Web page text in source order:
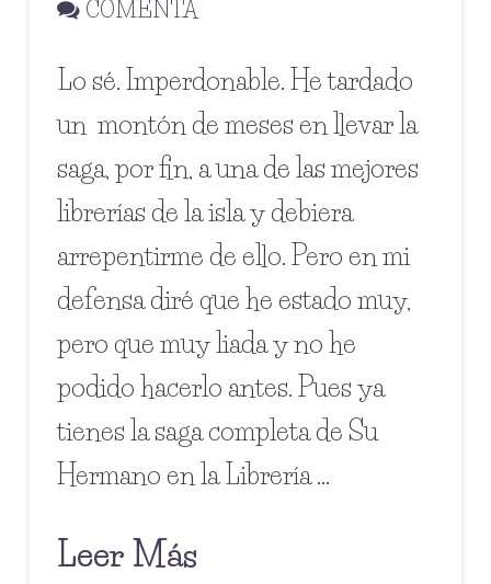
COMENTA
Lo sé. Imperdonable. He tardado
un montón de meses en llevar la
saga, por fin, a una de las mejores
librerías de la isla y debiera
arrepentirme de ello. Pero en mi
defensa diré que he estado muy,
pero que muy liada y no he
podido hacerlo antes. Pues ya
tienes la saga completa de Su
Hermano en la Librería …
Leer Más